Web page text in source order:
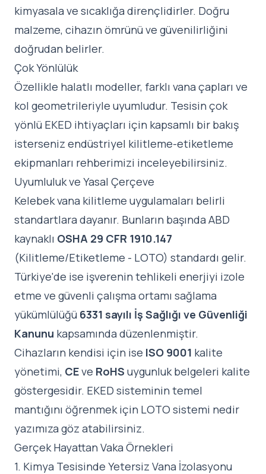
kimyasala ve sıcaklığa dirençlidirler. Doğru
malzeme, cihazın ömrünü ve güvenilirliğini
doğrudan belirler.
Çok Yönlülük
Özellikle halatlı modeller, farklı vana çapları ve
kol geometrileriyle uyumludur. Tesisin çok
yönlü EKED ihtiyaçları için kapsamlı bir bakış
isterseniz endüstriyel kilitleme-etiketleme
ekipmanları rehberimizi inceleyebilirsiniz.
Uyumluluk ve Yasal Çerçeve
Kelebek vana kilitleme uygulamaları belirli
standartlara dayanır. Bunların başında ABD
kaynaklı OSHA 29 CFR 1910.147
(Kilitleme/Etiketleme - LOTO) standardı gelir.
Türkiye'de ise işverenin tehlikeli enerjiyi izole
etme ve güvenli çalışma ortamı sağlama
yükümlülüğü 6331 sayılı İş Sağlığı ve Güvenliği
Kanunu kapsamında düzenlenmiştir.
Cihazların kendisi için ise ISO 9001 kalite
yönetimi, CEve RoHS uygunluk belgeleri kalite
göstergesidir. EKED sisteminin temel
mantığını öğrenmek için LOTO sistemi nedir
yazımıza göz atabilirsiniz.
Gerçek Hayattan Vaka Örnekleri
1. Kimya Tesisinde Yetersiz Vana İzolasyonu